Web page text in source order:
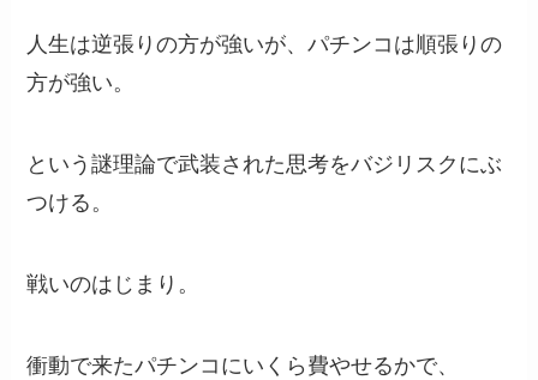
人生は逆張りの方が強いが、パチンコは順張りの
方が強い。
という謎理論で武装された思考をバジリスクにぶ
つける。
戦いのはじまり。
衝動で来たパチンコにいくら費やせるかで、